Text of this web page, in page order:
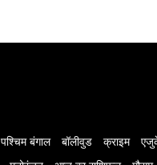
पश्चिम बंगाल बॉलीवुड क्राइम